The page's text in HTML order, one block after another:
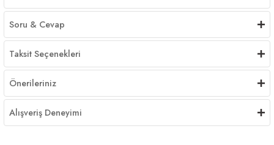
Soru & Cevap
Taksit Seçenekleri
Önerileriniz
Alışveriş Deneyimi